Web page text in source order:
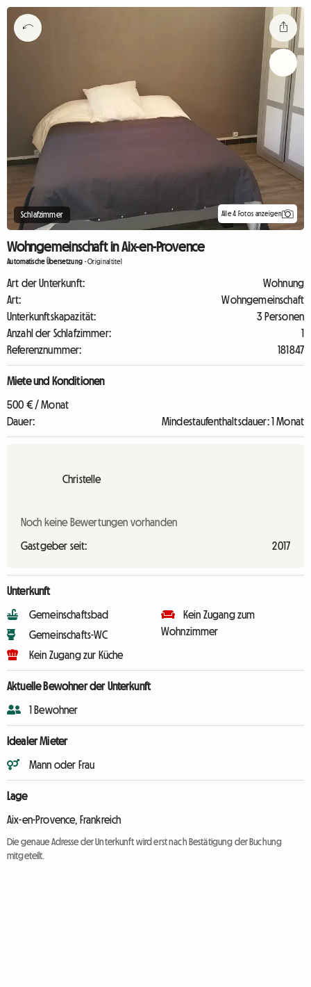
Schlafzimmer Alle 4 Fotos anzeigen
Wohngemeinschaft in Aix-en-Provence
Automatische Übersetzung -Originaltitel
Art der Unterkunft:
Wohnung
Art:
Wohngemeinschaft
Unterkunftskapazität:
3 Personen
Anzahl der Schlafzimmer:
1
Referenznummer:
181847
Miete und Konditionen
500 € / Monat
Dauer:
Mindestaufenthaltsdauer: 1 Monat
Christelle
Noch keine Bewertungen vorhanden
Gastgeber seit: 2017
Unterkunft
Gemeinschaftsbad
Gemeinschafts-WC
Kein Zugang zur Küche
Kein Zugang zum
Wohnzimmer
Aktuelle Bewohner der Unterkunft
1 Bewohner
Idealer Mieter
Mann oder Frau
Lage
Aix-en-Provence, Frankreich
Die genaue Adresse der Unterkunft wird erst nach Bestätigung der Buchung
mitgeteilt.